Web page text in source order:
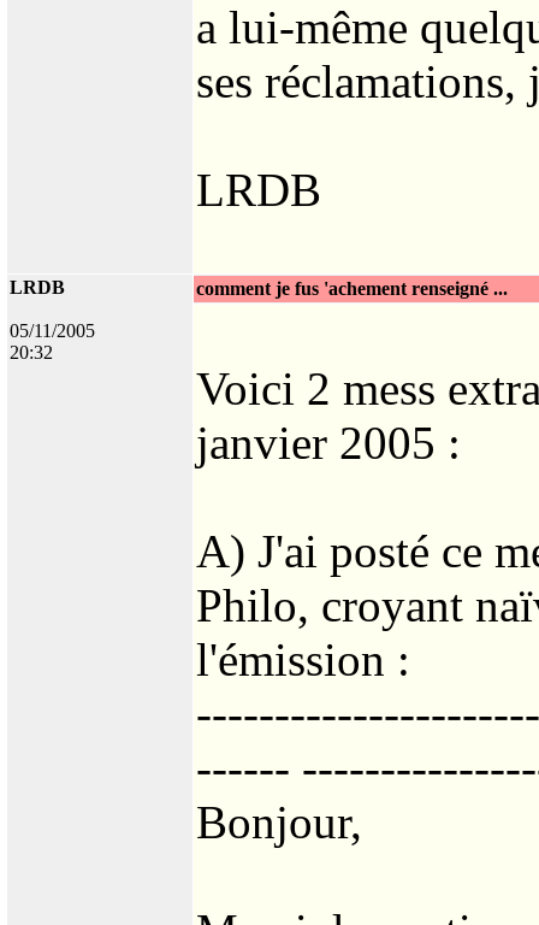
a lui-même
ses réclamations,
LRDB
LRDB
05/11/2005
20:32
comment je fus 'achement renseigné ...
Voici 2 mess
janvier 2005 :
A) J'ai posté ce
Philo, croyant
l'émission :
------
Bonjour,